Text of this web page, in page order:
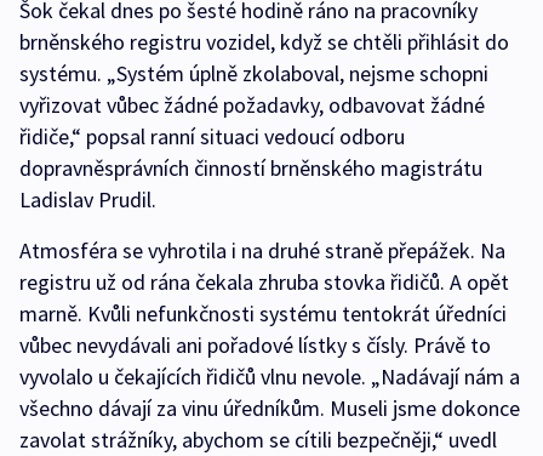
Šok čekal dnes po šesté hodině ráno na pracovníky
brněnského registru vozidel, když se chtěli přihlásit do
systému. „Systém úplně zkolaboval, nejsme schopni
vyřizovat vůbec žádné požadavky, odbavovat žádné
řidiče,“ popsal ranní situaci vedoucí odboru
dopravněsprávních činností brněnského magistrátu
Ladislav Prudil.
Atmosféra se vyhrotila i na druhé straně přepážek. Na
registru už od rána čekala zhruba stovka řidičů. A opět
marně. Kvůli nefunkčnosti systému tentokrát úředníci
vůbec nevydávali ani pořadové lístky s čísly. Právě to
vyvolalo u čekajících řidičů vlnu nevole. „Nadávají nám a
všechno dávají za vinu úředníkům. Museli jsme dokonce
zavolat strážníky, abychom se cítili bezpečněji,“ uvedl